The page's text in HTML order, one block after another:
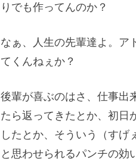
りでも作ってんのか？
なぁ、人生の先輩達よ。ア
てくんねぇか？
後輩が喜ぶのはさ、仕事出
たら返ってきたとか、初日
したとか、そういう（す
と思わせられるパンチの効